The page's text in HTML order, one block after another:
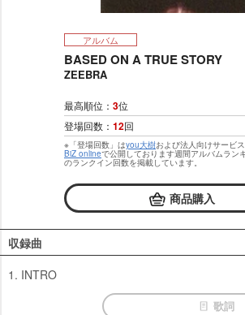
アルバム
BASED ON A TRUE STORY
ZEEBRA
最高順位： 3位
登場回数： 12回
※「登場回数」はyou大樹および法人向けサービス
BiZ onlineで公開しております週間アルバムラン
のランクイン回数を掲載しています。
商品購入
収録曲
1. INTRO
歌詞